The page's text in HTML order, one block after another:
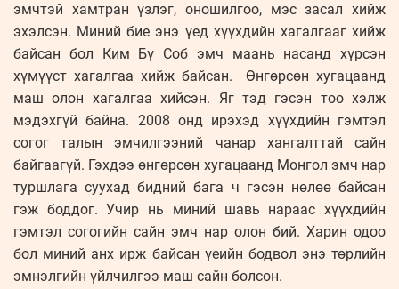
эмчтэй хамтран үзлэг, оношилгоо, мэс засал хийж
эхэлсэн. Миний бие энэ үед хүүхдийн хагалгааг хийж
байсан бол Ким Бү Соб эмч маань насанд хүрсэн
хүмүүст хагалгаа хийж байсан. Өнгөрсөн хугацаанд
маш олон хагалгаа хийсэн. Яг тэд гэсэн тоо хэлж
мэдэхгүй байна. 2008 онд ирэхэд хүүхдийн гэмтэл
согог талын эмчилгээний чанар хангалттай сайн
байгаагүй. Гэхдээ өнгөрсөн хугацаанд Монгол эмч нар
туршлага суухад бидний бага ч гэсэн нөлөө байсан
гэж боддог. Учир нь миний шавь нараас хүүхдийн
гэмтэл согогийн сайн эмч нар олон бий. Харин одоо
бол миний анх ирж байсан үеийн бодвол энэ төрлийн
эмнэлгийн үйлчилгээ маш сайн болсон.